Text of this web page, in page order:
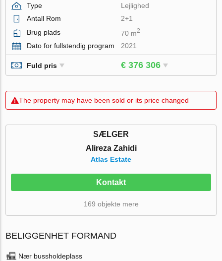
Type
Lejlighed
Antall Rom
2+1
Brug plads
70 m2
Dato for fullstendig program 2021
Fuld pris € 376 306
The property may have been sold or its price changed
SÆLGER
Alireza Zahidi
Atlas Estate
Kontakt
169 objekte mere
BELIGGENHET FORMAND
Nær bussholdeplass